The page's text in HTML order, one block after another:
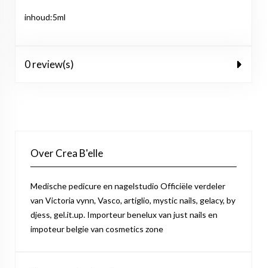
inhoud:5ml
0 review(s)
Over Crea B'elle
Medische pedicure en nagelstudio Officiële verdeler
van Victoria vynn, Vasco, artiglio, mystic nails, gelacy, by
djess, gel.it.up. Importeur benelux van just nails en
impoteur belgie van cosmetics zone